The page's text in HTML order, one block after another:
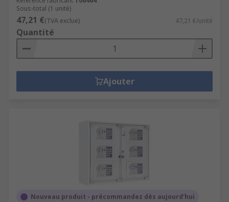
Sous-total (1 unité)
47,21 €(TVA exclue) 47,21 €/unité
Quantité
Ajouter
Nouveau produit - précommandez dès aujourd'hui